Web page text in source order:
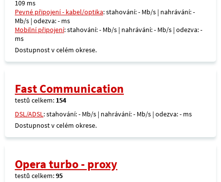
109 ms
Pevné připojení - kabel/optika: stahování: - Mb/s | nahrávání: -
Mb/s | odezva: - ms
Mobilní připojení: stahování: - Mb/s | nahrávání: - Mb/s | odezva: -
ms
Dostupnost v celém okrese.
Fast Communication
testů celkem: 154
DSL/ADSL: stahování: - Mb/s | nahrávání: - Mb/s | odezva: - ms
Dostupnost v celém okrese.
Opera turbo - proxy
testů celkem:95